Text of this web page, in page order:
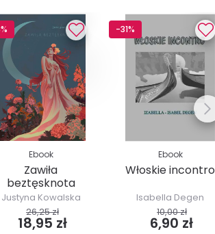
Ebook
Zawiła
beztęsknota
Justyna Kowalska
26,25 zł
18,95 zł
-31%
Ebook
Włoskie incontro
Isabella Degen
10,00 zł
6,90 zł